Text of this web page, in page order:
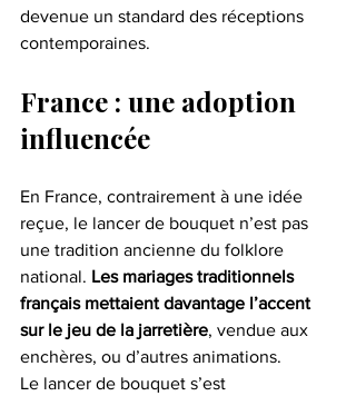
devenue un standard des réceptions
contemporaines.
France : une adoption
influencée
En France, contrairement à une idée
reçue, le lancer de bouquet n’est pas
une tradition ancienne du folklore
national. Les mariages traditionnels
français mettaient davantage l’accent
sur le jeu de la jarretière, vendue aux
enchères, ou d’autres animations.
Le lancer de bouquet s’est